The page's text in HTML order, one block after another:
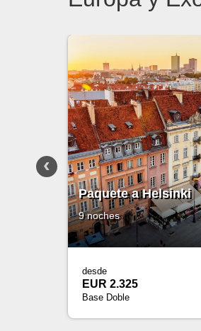
Paquete a
11 noches
EUR 3.045